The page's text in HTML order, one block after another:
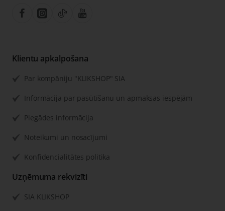
Klientu apkalpošana
Par kompāniju "KLIKSHOP" SIA
Informācija par pasūtīšanu un apmaksas iespējām
Piegādes informācija
Noteikumi un nosacījumi
Konfidencialitātes politika
Uzņēmuma rekvizīti
SIA KLIKSHOP